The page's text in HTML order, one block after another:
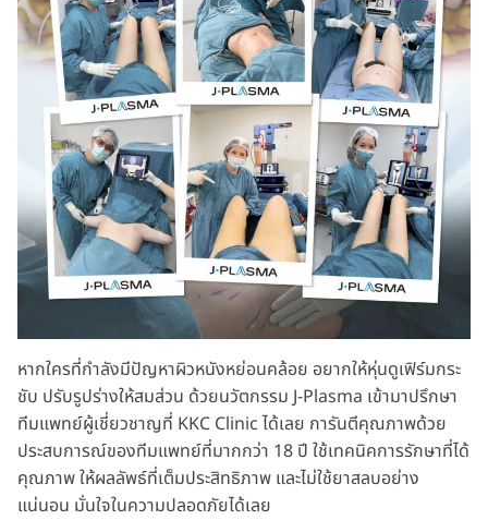
หากใครที่กำลังมีปัญหาผิวหนังหย่อนคล้อย อยากให้หุ่นดูเฟิร์มกระ
ชับ ปรับรูปร่างให้สมส่วน ด้วยนวัตกรรม J-Plasma เข้ามาปรึกษา
ทีมแพทย์ผู้เชี่ยวชาญที่ KKC Clinic ได้เลย การันตีคุณภาพด้วย
ประสบการณ์ของทีมแพทย์ที่มากกว่า 18 ปี ใช้เทคนิคการรักษาที่ได้
คุณภาพ ให้ผลลัพธ์ที่เต็มประสิทธิภาพ และไม่ใช้ยาสลบอย่าง
แน่นอน มั่นใจในความปลอดภัยได้เลย